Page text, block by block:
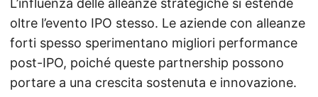
L’influenza delle alleanze strategiche si estende
oltre l’evento IPO stesso. Le aziende con alleanze
forti spesso sperimentano migliori performance
post-IPO, poiché queste partnership possono
portare a una crescita sostenuta e innovazione.